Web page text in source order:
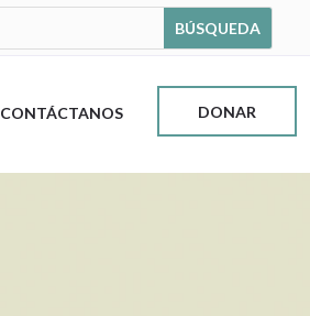
CONTÁCTANOS DONAR